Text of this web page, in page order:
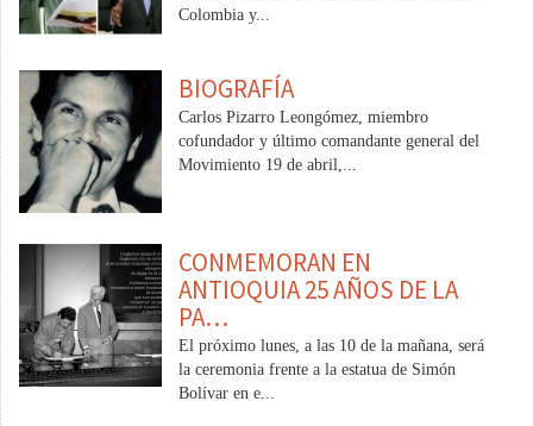
Colombia y...
BIOGRAFÍA
Carlos Pizarro Leongómez, miembro
cofundador y último comandante general del
Movimiento 19 de abril,...
CONMEMORAN EN
ANTIOQUIA 25 AÑOS DE LA
PA…
El próximo lunes, a las 10 de la mañana, será
la ceremonia frente a la estatua de Simón
Bolívar en e...